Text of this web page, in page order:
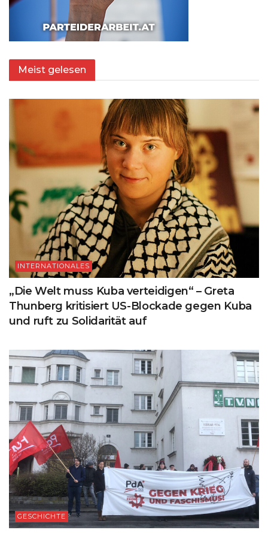
Meist gelesen
INTERNATIONALES
„Die Welt muss Kuba verteidigen“ – Greta
Thunberg kritisiert US-Blockade gegen Kuba
und ruft zu Solidarität auf
GESCHICHTE